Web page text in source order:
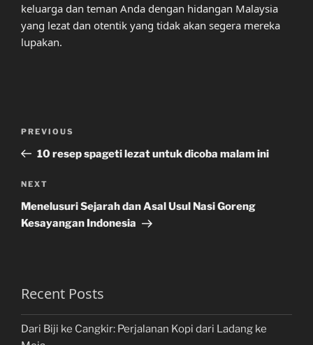
keluarga dan teman Anda dengan hidangan Malaysia
yang lezat dan otentik yang tidak akan segera mereka
lupakan.
Previous
Post
PREVIOUS
10 resep spageti lezat untuk dicoba malam ini
Next
Post
NEXT
Menelusuri Sejarah dan Asal Usul Nasi Goreng
Kesayangan Indonesia
Recent Posts
Dari Biji ke Cangkir: Perjalanan Kopi dari Ladang ke